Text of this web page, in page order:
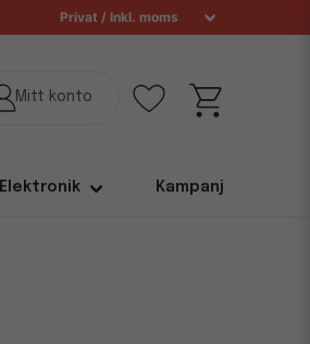
Elektronik Kampanj